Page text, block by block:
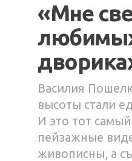
«Мне
любимых
Василия
высоты стали
И это тот
пейзажные
живописны, а